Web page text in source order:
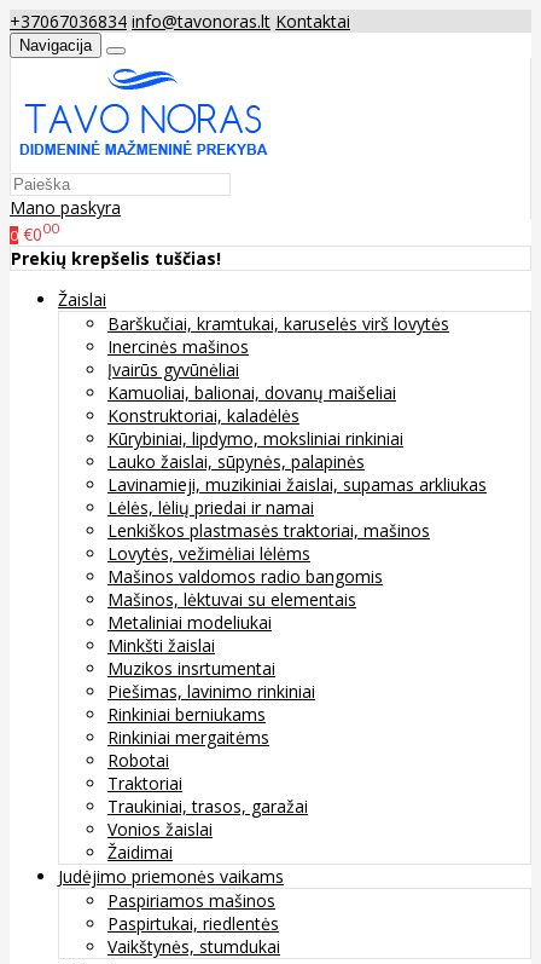
+37067036834 info@tavonoras.lt Kontaktai
Navigacija
Mano paskyra
0 €000
Prekių krepšelis tuščias!
Žaislai
Barškučiai, kramtukai, karuselės virš lovytės
Inercinės mašinos
Įvairūs gyvūnėliai
Kamuoliai, balionai, dovanų maišeliai
Konstruktoriai, kaladėlės
Kūrybiniai, lipdymo, moksliniai rinkiniai
Lauko žaislai, sūpynės, palapinės
Lavinamieji, muzikiniai žaislai, supamas arkliukas
Lėlės, lėlių priedai ir namai
Lenkiškos plastmasės traktoriai, mašinos
Lovytės, vežimėliai lėlėms
Mašinos valdomos radio bangomis
Mašinos, lėktuvai su elementais
Metaliniai modeliukai
Minkšti žaislai
Muzikos insrtumentai
Piešimas, lavinimo rinkiniai
Rinkiniai berniukams
Rinkiniai mergaitėms
Robotai
Traktoriai
Traukiniai, trasos, garažai
Vonios žaislai
Žaidimai
Judėjimo priemonės vaikams
Paspiriamos mašinos
Paspirtukai, riedlentės
Vaikštynės, stumdukai